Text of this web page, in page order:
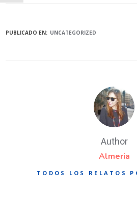
PUBLICADO EN: UNCATEGORIZED
Author
Almeria
TODOS LOS RELATOS